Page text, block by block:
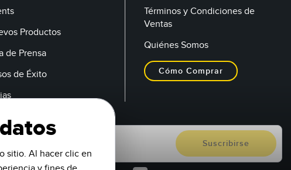
Productos
de Prensa
de Éxito
Términos y Condiciones de
Ventas
Quiénes Somos
Cómo Comprar
sitio. Al hacer clic en